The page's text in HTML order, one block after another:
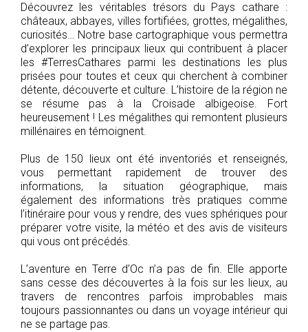
Découvrez les véritables trésors du Pays cathare :
châteaux, abbayes, villes fortifiées, grottes, mégalithes,
curiosités… Notre base cartographique vous permettra
d’explorer les principaux lieux qui contribuent à placer
les #TerresCathares parmi les destinations les plus
prisées pour toutes et ceux qui cherchent à combiner
détente, découverte et culture. L’histoire de la région ne
se résume pas à la Croisade albigeoise. Fort
heureusement ! Les mégalithes qui remontent plusieurs
millénaires en témoignent.
Plus de 150 lieux ont été inventoriés et renseignés,
vous permettant rapidement de trouver des
informations, la situation géographique, mais
également des informations très pratiques comme
l’itinéraire pour vous y rendre, des vues sphériques pour
préparer votre visite, la météo et des avis de visiteurs
qui vous ont précédés.
L’aventure en Terre d’Oc n’a pas de fin. Elle apporte
sans cesse des découvertes à la fois sur les lieux, au
travers de rencontres parfois improbables mais
toujours passionnantes ou dans un voyage intérieur qui
ne se partage pas.